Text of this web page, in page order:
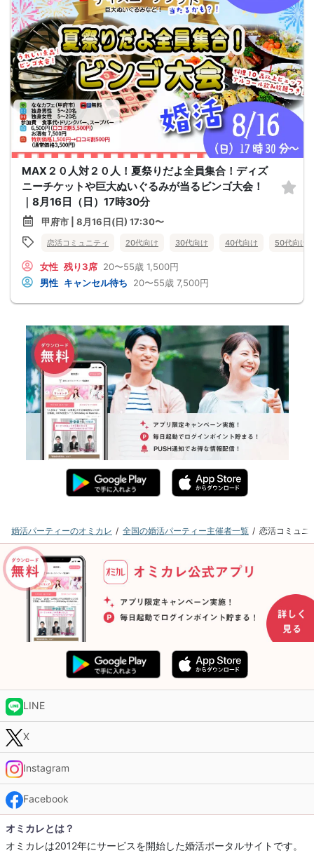
MAX２０人対２０人！夏祭りだよ全員集合！ディズ
ニーチケットや巨大ぬいぐるみが当るビンゴ大会！
｜8月16日（日）17時30分
甲府市 | 8月16日(日) 17:30〜
恋活コミュニティ 20代向け 30代向け 40代向け 50代向け
女性 残り3席 20〜55歳 1,500円
男性 キャンセル待ち 20〜55歳 7,500円
婚活パーティーのオミカレ 全国の婚活パーティー主催者一覧 恋活コミュニ
LINE
X
Instagram
Facebook
オミカレとは？
オミカレは2012年にサービスを開始した婚活ポータルサイトです。